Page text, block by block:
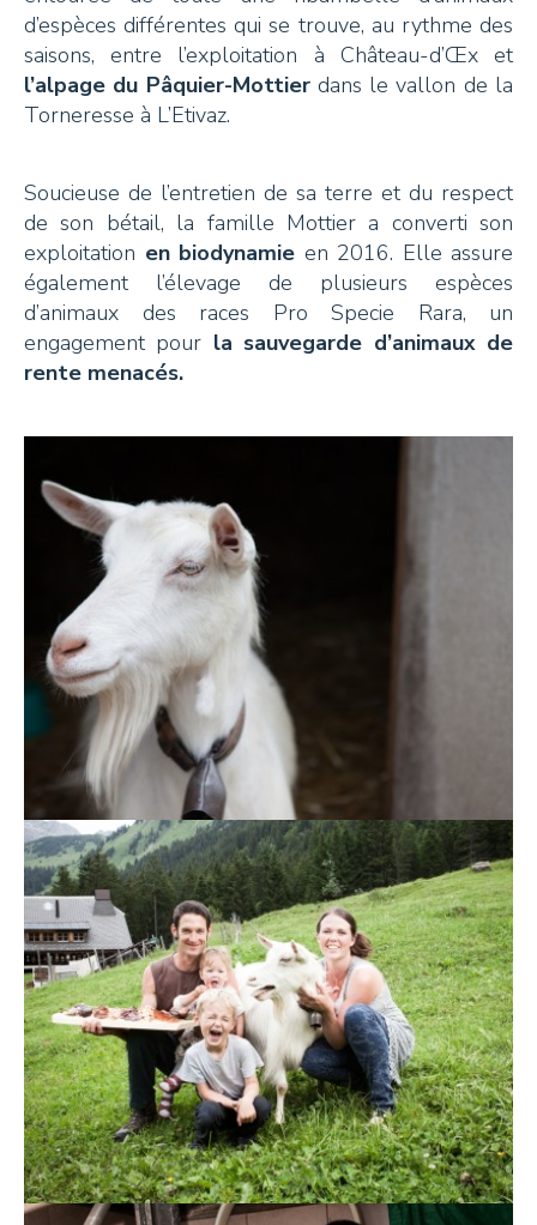
d’espèces différentes qui se trouve, au rythme des
saisons, entre l’exploitation à Château-d’Œx et
l’alpage du Pâquier-Mottierdans le vallon de la
Torneresse à L’Etivaz.
Soucieuse de l’entretien de sa terre et du respect
de son bétail, la famille Mottier a converti son
exploitation en biodynamie en 2016. Elle assure
également l’élevage de plusieurs espèces
d’animaux des races Pro Specie Rara, un
engagement pour la sauvegarde d’animaux de
rente menacés.